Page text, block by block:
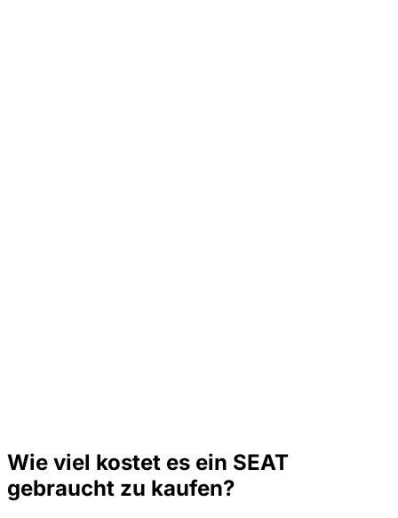
Wie viel kostet es ein SEAT
gebraucht zu kaufen?